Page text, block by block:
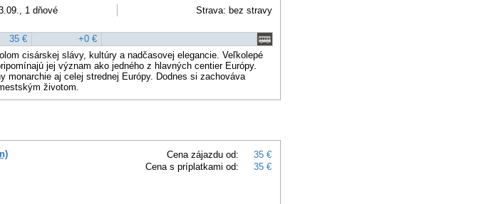
1 dňové Strava: bez stravy
35 €
+0 €
cisárskej slávy, kultúry a nadčasovej elegancie. Veľkolepé
jej význam ako jedného z hlavných centier Európy.
monarchie aj celej strednej Európy. Dodnes si zachováva
životom.
Cena zájazdu od:
35 €
Cena s príplatkami od:
35 €